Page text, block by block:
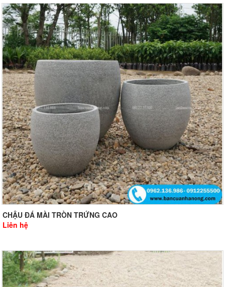
CHẬU ĐÁ MÀI TRÒN TRỨNG CAO
Liên hệ